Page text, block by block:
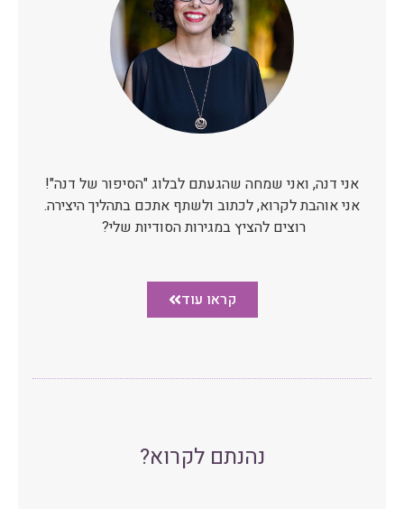
אני דנה, ואני שמחה שהגעתם לבלוג "הסיפור של דנה"!
אני אוהבת לקרוא, לכתוב ולשתף אתכם בתהליך היצירה.
רוצים להציץ במגירות הסודיות שלי?
קראו עוד
נהנתם לקרוא?